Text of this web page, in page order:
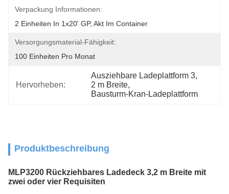
Verpackung Informationen:
2 Einheiten In 1x20' GP, Akt Im Container
Versorgungsmaterial-Fähigkeit:
100 Einheiten Pro Monat
Hervorheben:
Ausziehbare Ladeplattform 3,
2 m Breite,
Bausturm-Kran-Ladeplattform
Produktbeschreibung
MLP3200 Rückziehbares Ladedeck 3,2 m Breite mit
zwei oder vier Requisiten